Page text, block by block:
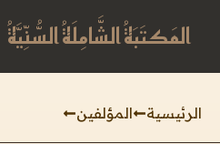
المَكتَبَةُ الشَّامِلَةُ السُّنِّيَّةُ
الرئيسية المؤلفين